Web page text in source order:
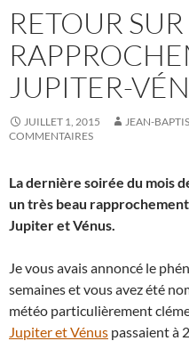
RETOUR SUR
JUPITER-
JUILLET 1, 2015 JEAN-
COMMENTAIRES
La dernière soirée du mois
un très beau
Jupiter et Vénus.
Je vous avais annoncé le
semaines et vous avez été
météo particulièrement
Jupiter et Vénus passaient à